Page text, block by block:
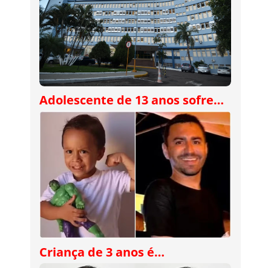
Adolescente de 13 anos sofre…
Criança de 3 anos é…